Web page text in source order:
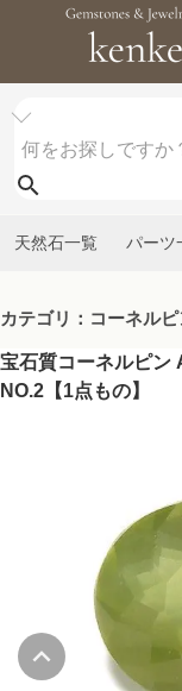
天然石一覧 パーツ
カテゴリ：コーネルピ
宝石質コーネルピン
NO.2【1点もの】